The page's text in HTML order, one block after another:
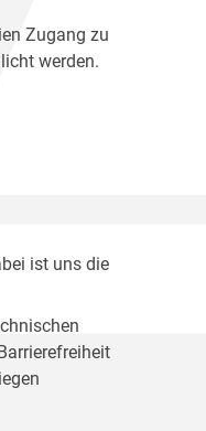
Zugang zu
werden.
ist uns die